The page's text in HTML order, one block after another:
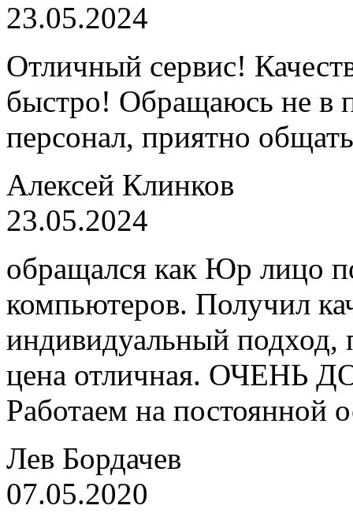
23.05.2024
Отличный сервис!
быстро! Обращаюсь не в
персонал, приятно
Алексей Клинков
23.05.2024
обращался как Юр лицо
компьютеров. Получил
индивидуальный подход,
цена отличная. ОЧЕНЬ
Работаем на постоянной
Лев Бордачев
07.05.2020